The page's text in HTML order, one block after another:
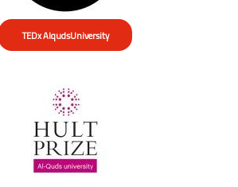
TEDx AlqudsUniversity